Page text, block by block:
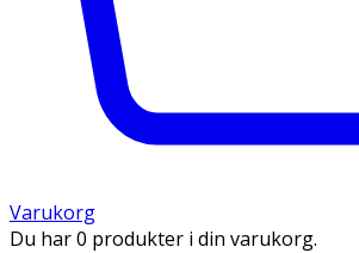
Varukorg
Du har 0 produkter i din varukorg.